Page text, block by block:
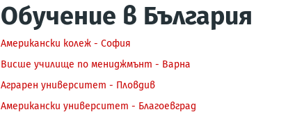
Обучение в България
Американски колеж - София
Висше училище по мениджмънт - Варна
Аграрен университет - Пловдив
Американски университет - Благоевград